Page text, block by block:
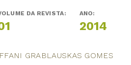
DA REVISTA: ANO:
2014
GRABLAUSKAS GOMES